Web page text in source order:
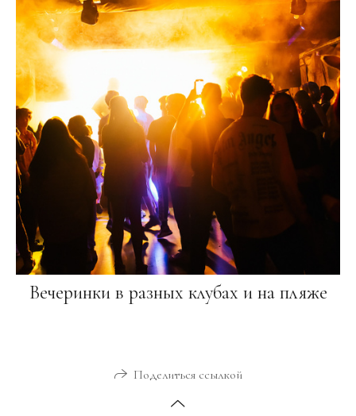
Вечеринки в разных клубах и на пляже
Поделиться ссылкой